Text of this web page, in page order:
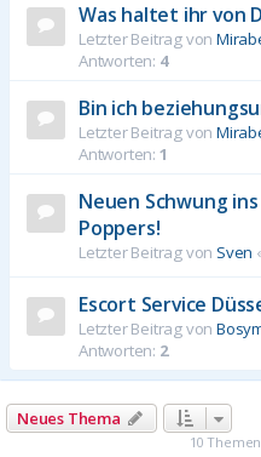
Was haltet ihr von
Letzter Beitrag von
Antworten: 4
Bin ich
Letzter Beitrag von
Antworten: 1
Neuen Schwung
Poppers!
Letzter Beitrag von Sven
Escort Service
Letzter Beitrag von
Antworten: 2
Neues Thema
10